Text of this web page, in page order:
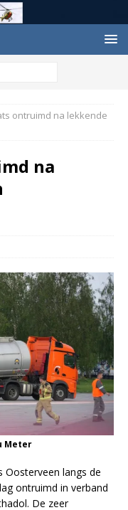
ontruimd na lekkende
na
Meter
Oosterveen langs de
ontruimd in verband
De zeer